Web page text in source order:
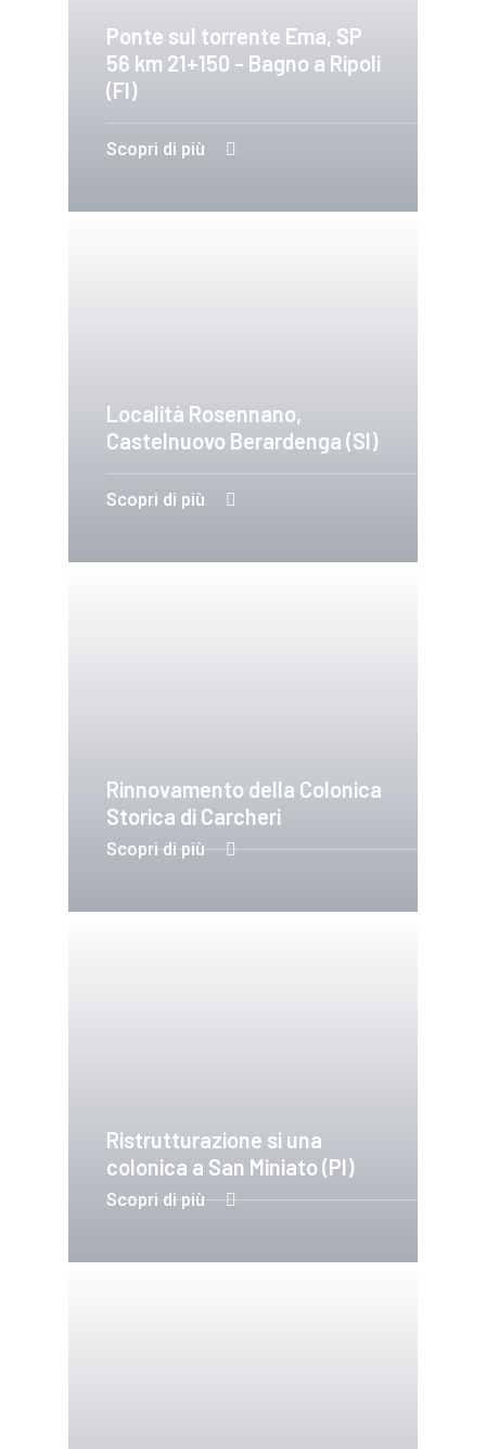
Ponte sul torrente Ema, SP
56 km 21+150 - Bagno a Ripoli
(FI)
Progettazione, Sicurezza e
Scopri di più
Località Rosennano,
Castelnuovo Berardenga (SI)
Scopri di più
Rinnovamento della Colonica
Storica di Carcheri
Scopri di più
Ristrutturazione si una
colonica a San Miniato (PI)
Scopri di più